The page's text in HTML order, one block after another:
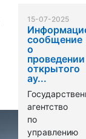
15-07-2025
сообщение
о
проведении
открытого
ау...
агентство
по
управлению